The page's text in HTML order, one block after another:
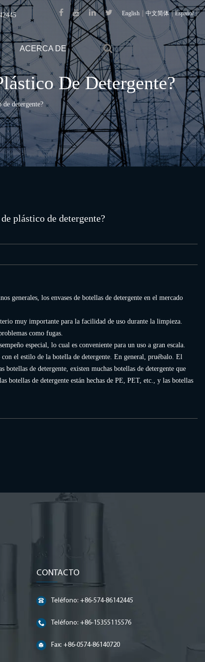
English 中文简体 | Español |
ACERCA DE
De Detergente?
detergente?
plástico de detergente?
generales, los envases de botellas de detergente en el mercado
muy importante para la facilidad de uso durante la limpieza.
como fugas.
especial, lo cual es conveniente para un uso a gran escala.
el estilo de la botella de detergente. En general, pruébalo. El
de detergente, existen muchas botellas de detergente que
botellas de detergente están hechas de PE, PET, etc., y las botellas
CONTACTO
Teléfono: +86-574-86142445
Teléfono: +86-15355115576
Fax: +86-0574-86140720